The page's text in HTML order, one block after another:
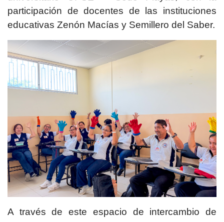
participación de docentes de las instituciones
educativas Zenón Macías y Semillero del Saber.
A través de este espacio de intercambio de